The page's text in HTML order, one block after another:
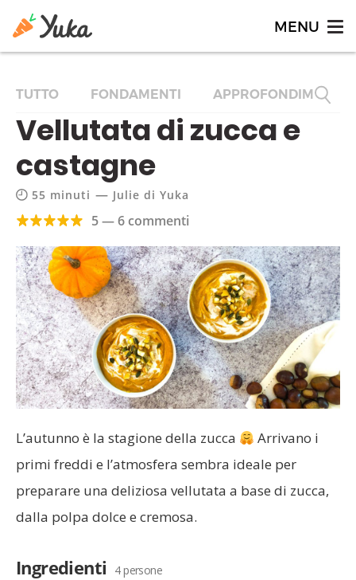
TUTTO FONDAMENTI APPROFONDIMENTI
Vellutata di zucca e
castagne
55 minuti — Julie di Yuka
5 — 6 commenti
L’autunno è la stagione della zucca
Arrivano i
primi freddi e l’atmosfera sembra ideale per
preparare una deliziosa vellutata a base di zucca,
dalla polpa dolce e cremosa.
Ingredienti 4 persone